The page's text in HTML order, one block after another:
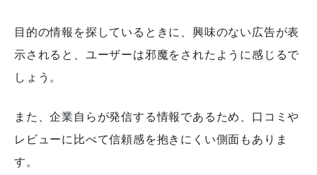
目的の情報を探しているときに、興味のない広告が表
示されると、ユーザーは邪魔をされたように感じるで
しょう。
また、企業自らが発信する情報であるため、口コミや
レビューに比べて信頼感を抱きにくい側面もありま
す。